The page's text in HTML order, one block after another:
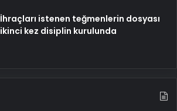
İhraçları istenen teğmenlerin dosyası
ikinci kez disiplin kurulunda